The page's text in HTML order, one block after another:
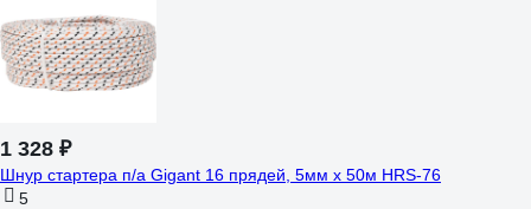
1 328 ₽
Шнур стартера п/а Gigant 16 прядей, 5мм x 50м HRS-76
5